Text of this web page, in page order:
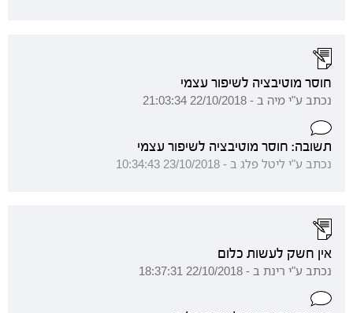
חוסר מוטיבציה לשיפור עצמי
נכתב ע"י מיה ב - 22/10/2018 21:03:34
תשובה: חוסר מוטיבציה לשיפור עצמי
נכתב ע"י ליטל פלג ב - 23/10/2018 10:34:43
אין חשק לעשות כלום
נכתב ע"י רינת ב - 22/10/2018 18:37:31